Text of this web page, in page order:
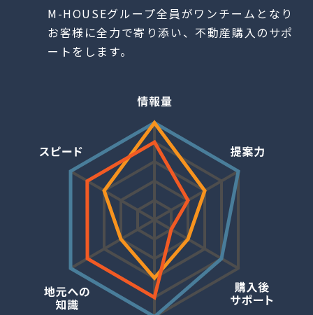
M-HOUSEグループ全員がワンチームとなり
お客様に全力で寄り添い、 不動産購入のサポ
ートをします。